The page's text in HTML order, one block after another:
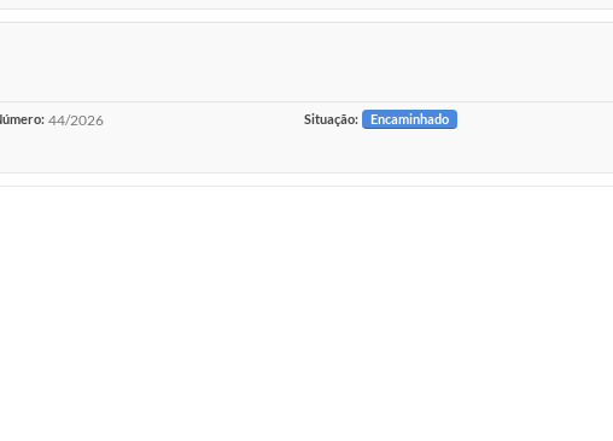
44/2026 Situação:
Encaminhado